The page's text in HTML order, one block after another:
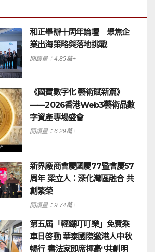
和正舉辦十周年論壇 聚焦企
業出海策略與落地挑戰
閱讀量：4.85萬+
《國寶數字化 藝術賦新篇》
——2026香港Web3藝術品數
字資產專場盛會
閱讀量：6.29萬+
新界廠商會慶國慶77暨會慶57
周年 梁立人：深化灣區融合 共
創繁榮
閱讀量：9.74萬+
第五屆「輕鐵叮叮樂」免費乘
車日啓動 華泰國際邀港人中秋
暢行 書法家即席揮毫“共創明